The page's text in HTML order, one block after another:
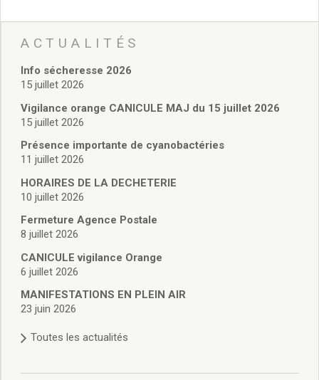
administratives
Services Techniques
Affaires Scolaires
Vie associative
Police Municipale/règlementation
Cimetière/réglementation funéraire
Services en ligne
Licences boissons
Cadastre
Actes d’état civil
Budget de Fonctionnement
Budget d’Investissement
Conseils municipaux
Règlement du conseil municipal
Délibérations 2025
ACTUALITÉS
Info sécheresse 2026
15 juillet 2026
Vigilance orange CANICULE MAJ du 15 juillet 2026
15 juillet 2026
Présence importante de cyanobactéries
11 juillet 2026
HORAIRES DE LA DECHETERIE
10 juillet 2026
Fermeture Agence Postale
8 juillet 2026
CANICULE vigilance Orange
6 juillet 2026
MANIFESTATIONS EN PLEIN AIR
23 juin 2026
Toutes les actualités